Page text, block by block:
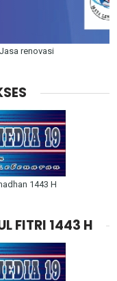
renovasi
1443 H
FITRI 1443 H